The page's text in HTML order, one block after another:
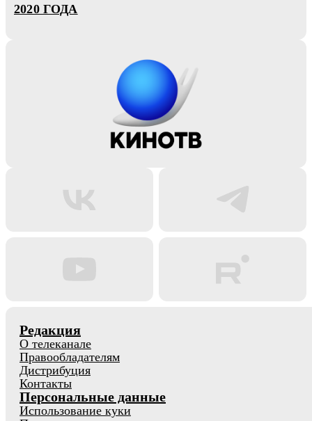
2020 ГОДА
Редакция
О телеканале
Правообладателям
Дистрибуция
Контакты
Персональные данные
Использование куки